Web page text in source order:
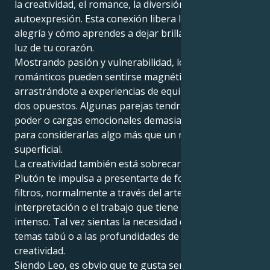
la creatividad, el romance, la diversión y la
autoexpresión. Esta conexión libera lo que es la
alegría y cómo aprendes a dejar brillar de verdad la
luz de tu corazón.
Mostrando pasión y vulnerabilidad, los enredos
románticos pueden sentirse magnéticos e intensos,
arrastrándote a experiencias de equilibrio entre los
dos opuestos. Algunas parejas tendrán luchas de
poder o cargas emocionales demasiado fuertes como
para considerarlas algo más que un romance
superficial.
La creatividad también está sobrecargada. Aquí
Plutón te impulsa a presentarte de forma cruda y sin
filtros, normalmente a través del arte, la
interpretación o el trabajo que tiene un significado
intenso. Tal vez sientas la necesidad de enfrentarte a
temas tabú o a las profundidades de tu propia
creatividad.
Siendo Leo, es obvio que te gusta ser el centro de